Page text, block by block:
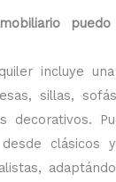
incluye
sillas,
decorativos.
clásicos